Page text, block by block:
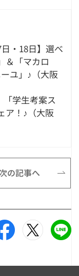
・18日】選べ
＆「マカロ
ユ」♪（大阪
「学生考案ス
ア！♪（大阪
の記事へ